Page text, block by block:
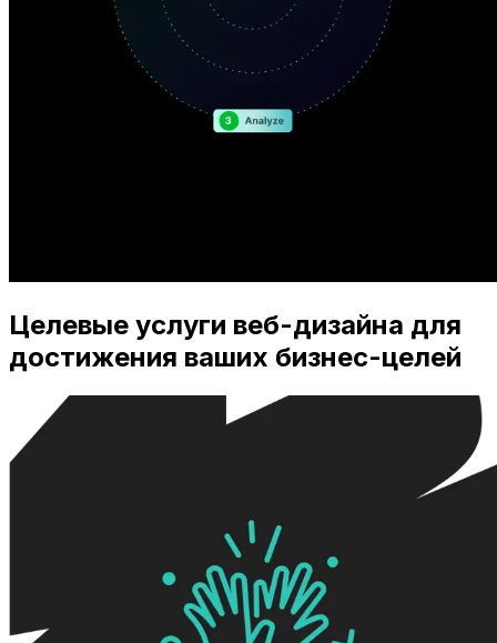
Целевые услуги веб-дизайна для
достижения ваших бизнес-целей